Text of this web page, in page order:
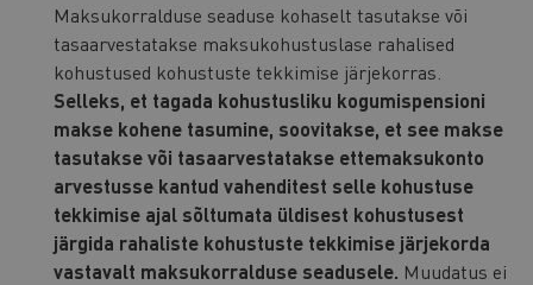
Maksukorralduse seaduse kohaselt tasutakse või
tasaarvestatakse maksukohustuslase rahalised
kohustused kohustuste tekkimise järjekorras.
Selleks, et tagada kohustusliku kogumispensioni
makse kohene tasumine, soovitakse, et see makse
tasutakse või tasaarvestatakse ettemaksukonto
arvestusse kantud vahenditest selle kohustuse
tekkimise ajal sõltumata üldisest kohustusest
järgida rahaliste kohustuste tekkimise järjekorda
vastavalt maksukorralduse seadusele. Muudatus ei